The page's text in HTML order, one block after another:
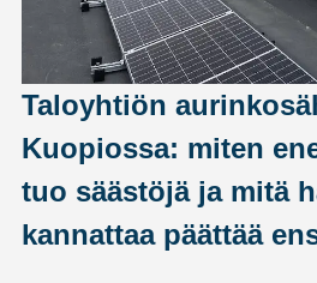
Taloyhtiön
Kuopiossa: miten
tuo säästöjä ja mitä
kannattaa päättää